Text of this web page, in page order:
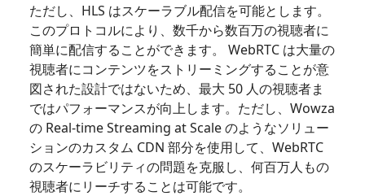
ただし、HLS はスケーラブル配信を可能とします。
このプロトコルにより、数千から数百万の視聴者に
簡単に配信することができます。 WebRTC は大量の
視聴者にコンテンツをストリーミングすることが意
図された設計ではないため、最大 50 人の視聴者ま
ではパフォーマンスが向上します。ただし、Wowza
の Real-time Streaming at Scale のようなソリュー
ションのカスタム CDN 部分を使用して、WebRTC
のスケーラビリティの問題を克服し、何百万人もの
視聴者にリーチすることは可能です。